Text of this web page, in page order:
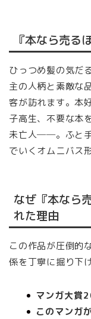
『本なら売る
ひっつめ髪の気だ
主の人柄と素敵な
客が訪れます。本
子高生、不要な本
未亡人──。ふと
でいくオムニバス
なぜ『本なら
れた理由
この作品が圧倒的
係を丁寧に掘り下
マンガ大賞
このマンガ